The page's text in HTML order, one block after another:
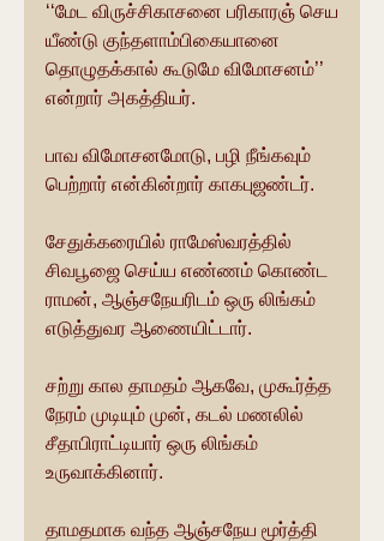
‘‘மேட விருச்சிகாசனை பரிகாரஞ் செய
யீண்டு குந்தளாம்பிகையானை
தொழுதக்கால் கூடுமே விமோசனம்’’
என்றார் அகத்தியர்.
பாவ விமோசனமோடு, பழி நீங்கவும்
பெற்றார் என்கின்றார் காகபுஜண்டர்.
சேதுக்கரையில் ராமேஸ்வரத்தில்
சிவபூஜை செய்ய எண்ணம் கொண்ட
ராமன், ஆஞ்சநேயரிடம் ஒரு லிங்கம்
எடுத்துவர ஆணையிட்டார்.
சற்று கால தாமதம் ஆகவே, முகூர்த்த
நேரம் முடியும் முன், கடல் மணலில்
சீதாபிராட்டியார் ஒரு லிங்கம்
உருவாக்கினார்.
தாமதமாக வந்த ஆஞ்சநேய மூர்த்தி